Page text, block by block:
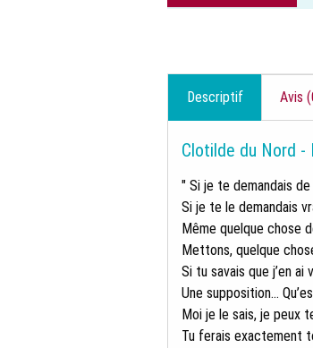
Descriptif Avis
Clotilde du Nord -
" Si je te demandais
Si je te le demandais
Même quelque chose
Mettons, quelque
Si tu savais que j’en ai
Une supposition...
Moi je le sais, je peux
Tu ferais exactement